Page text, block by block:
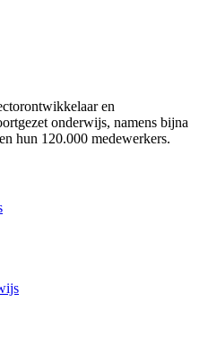
en
onderwijs, namens bijna
hun 120.000 medewerkers.